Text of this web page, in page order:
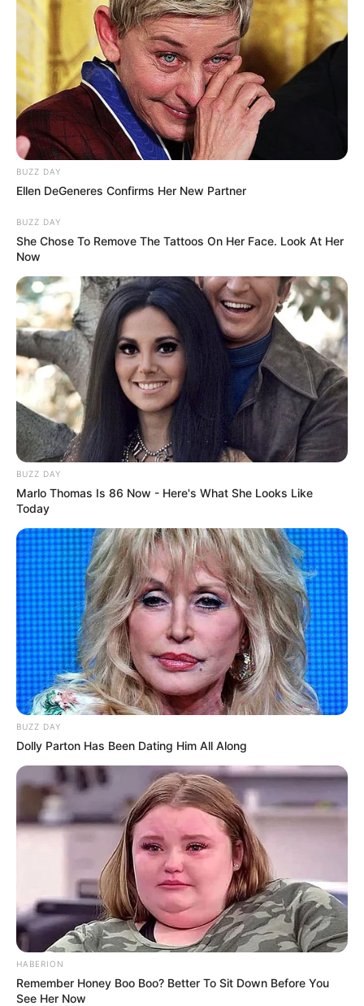
BUZZ DAY
Ellen DeGeneres Confirms Her New Partner
BUZZ DAY
She Chose To Remove The Tattoos On Her Face. Look At Her
Now
BUZZ DAY
Marlo Thomas Is 86 Now - Here's What She Looks Like
Today
BUZZ DAY
Dolly Parton Has Been Dating Him All Along
HABERION
Remember Honey Boo Boo? Better To Sit Down Before You
See Her Now